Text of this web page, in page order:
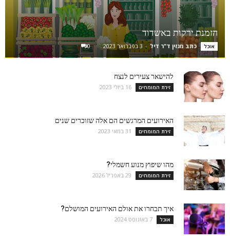
הזמנת ירקות באשדוד
אוכל כתב מגזין ד"ר דיל - 3 בפברואר 2023 0
להישאר צעירים לנצח
זירת המומחים 16 ביולי 2023
האירועים המרגשים הם אלה שזוכרים שנים
זירת המומחים 31 במאי 2023
מהו שיפוץ מנוע חשמלי?
זירת המומחים 29 באפריל 2026
איך תבחרו את אולם האירועים המושלם?
אוכל 7 באוגוסט 2024